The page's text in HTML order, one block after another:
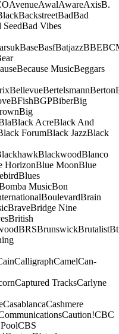
AvenueAwalAwareAxisB.
BackstreetBadBad
SeedBad Vibes
BaseBasfBatjazzBBE
Because MusicBeggars
BellevueBertelsmannBerton
BFishBGPBiberBig
Big
Black AcreBlack And
ForumBlack JazzBlack
BlackwoodBlanco
HorizonBlue MoonBlue
Blues
MusicBon
BoulevardBrain
BraveBridge Nine
British
BRSBrunswickBrutalist
CalligraphCamelCan-
Captured TracksCarlyne
CasablancaCashmere
Caution!CBC
CBS